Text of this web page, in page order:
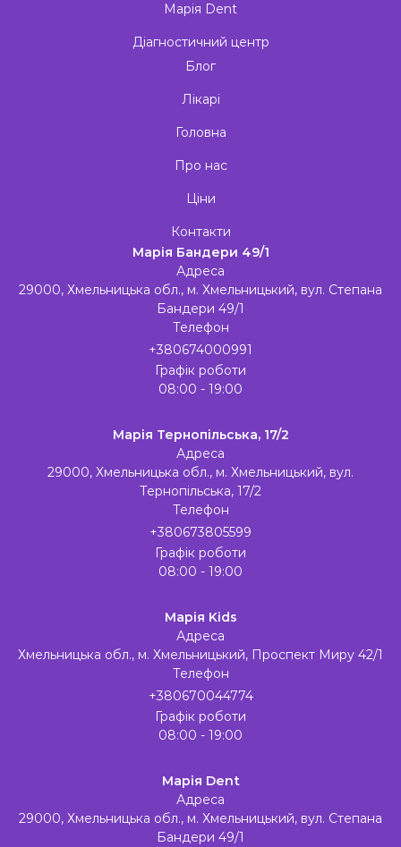
Марія Dent
Діагностичний центр
Блог
Лікарі
Головна
Про нас
Ціни
Контакти
Марія Бандери 49/1
Адреса
29000, Хмельницька обл., м. Хмельницький, вул. Степана
Бандери 49/1
Телефон
+380674000991
Графік роботи
08:00 - 19:00
Марія Тернопільська, 17/2
Адреса
29000, Хмельницька обл., м. Хмельницький, вул.
Тернопільська, 17/2
Телефон
+380673805599
Графік роботи
08:00 - 19:00
Марія Kids
Адреса
Хмельницька обл., м. Хмельницький, Проспект Миру 42/1
Телефон
+380670044774
Графік роботи
08:00 - 19:00
Марія Dent
Адреса
29000, Хмельницька обл., м. Хмельницький, вул. Степана
Бандери 49/1